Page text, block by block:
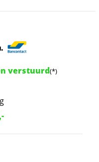
verstuurd(*)